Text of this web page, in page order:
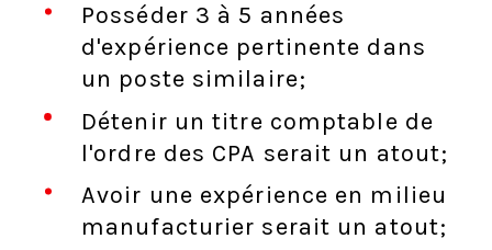
Posséder 3 à 5 années
d'expérience pertinente dans
un poste similaire;
Détenir un titre comptable de
l'ordre des CPA serait un atout;
Avoir une expérience en milieu
manufacturier serait un atout;